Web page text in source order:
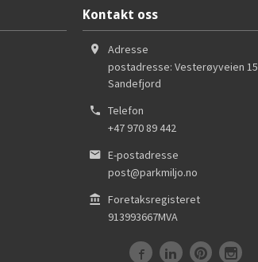
Kontakt oss
Adresse
postadresse: Vesterøyveien 15
Sandefjord
Telefon
+47 970 89 442
E-postadresse
post@parkmiljo.no
Foretaksregisteret
913993667MVA